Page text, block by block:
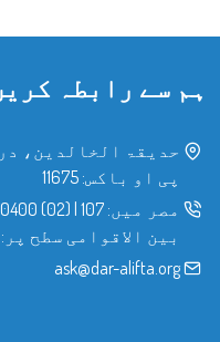
ہم سے رابطہ
حدیقۃ الخالدین،
پی او باکس: 11675
مصر میں: 107
|
(02) 25970400
بین الاقوامی سطح پر:
ask@dar-alifta.org